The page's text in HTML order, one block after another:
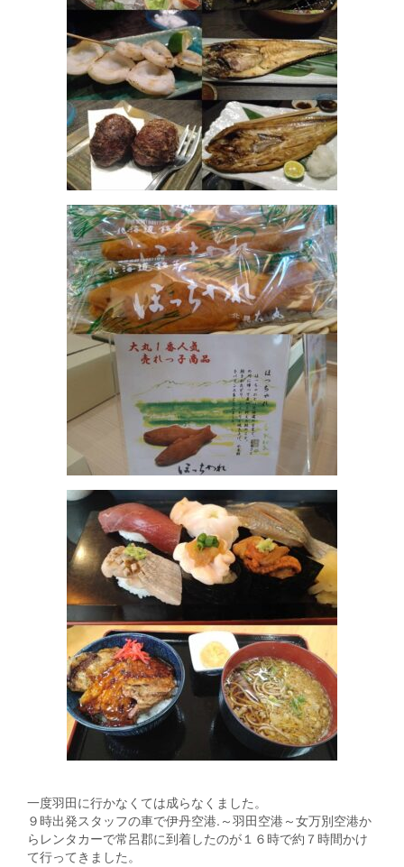
一度羽田に行かなくては成らなくました。
９時出発スタッフの車で伊丹空港.～羽田空港～女万別空港か
らレンタカーで常呂郡に到着したのが１６時で約７時間かけ
て行ってきました。